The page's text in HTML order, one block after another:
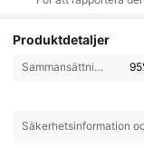
Produktdetaljer
Sammansättning:
Säkerhetsinformation